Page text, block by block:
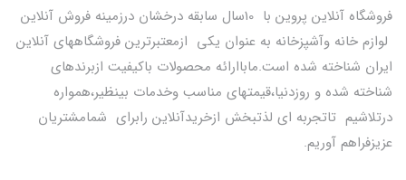
فروشگاه آنلاین پروین با 10سال سابقه درخشان درزمینه فروش آنلاین
لوازم خانه وآشپزخانه به عنوان یکی ازمعتبرترین فروشگاههای آنلاین
ایران شناخته شده است.ماباارائه محصولات باکیفیت ازبرندهای
شناخته شده و روزدنیا،قیمتهای مناسب وخدمات بینظیر،همواره
درتلاشیم تاتجربه ای لذتبخش ازخریدآنلاین رابرای شمامشتریان
عزیزفراهم آوریم.